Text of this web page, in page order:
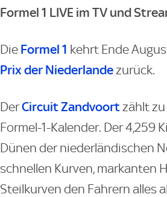
Formel 1 LIVE im TV und
Die Formel 1 kehrt Ende
Prix der Niederlandezurück.
DerCircuit Zandvoortzählt
Formel-1-Kalender. Der 4,259
Dünen der niederländischen
schnellen Kurven, markanten
Steilkurven den Fahrern alles